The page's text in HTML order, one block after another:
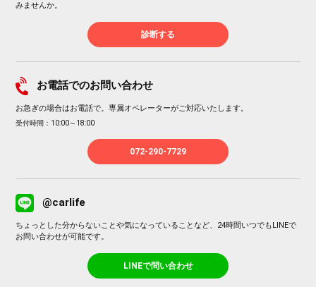
みませんか。
診断する
お電話でのお問い合わせ
お急ぎの場合はお電話で。専属オペレーターがご対応いたします。
受付時間：10:00～18:00
072-290-7729
@carlife
ちょっとした分からないことや気になっていることなど、24時間いつでもLINEで
お問い合わせが可能です。
LINEで問い合わせ